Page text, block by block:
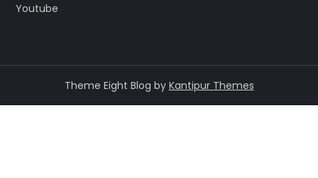
Youtube
Theme Eight Blog by Kantipur Themes